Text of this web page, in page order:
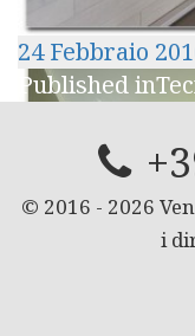
Posted
on
24 Febbraio
articoli
Published in
© 2016 - 2026
i